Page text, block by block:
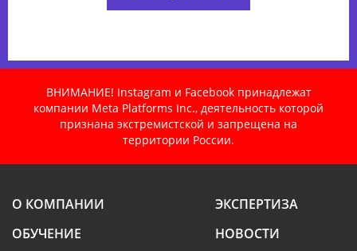
ВНИМАНИЕ! Instagram и Facebook принадлежат
компании Meta Platforms Inc., деятельность которой
признана экстремистской и запрещена на
территории России.
О КОМПАНИИ
ЭКСПЕРТИЗА
ОБУЧЕНИЕ
НОВОСТИ